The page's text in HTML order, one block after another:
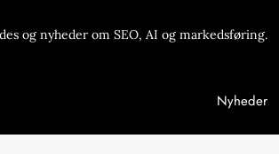
og nyheder om SEO, AI og markedsføring.
Nyheder